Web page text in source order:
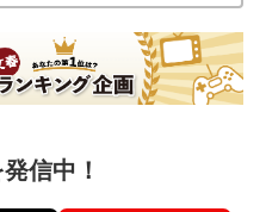
信中！